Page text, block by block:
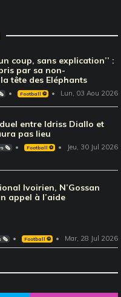
coup, sans explication’’ :
par sa non-
tête des Eléphants
Football ⚽️ Lun, 03 Aou 2026
entre Idriss Diallo et
pas lieu
🗞️ Football ⚽️ Jeu, 30 Jul 2026
Ivoirien, N’Gossan
appel à l’aide
🗞️ Football ⚽️ Mar, 28 Jul 2026